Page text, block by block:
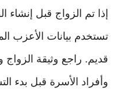
إذا تم الزواج قبل إنشاء
تستخدم بيانات الأعزب
قديم. راجع وثيقة الزواج
وأفراد الأسرة قبل بدء